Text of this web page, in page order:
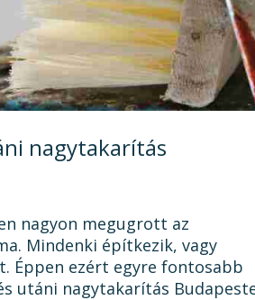
nagytakarítás
nagyon megugrott az
Mindenki építkezik, vagy
Éppen ezért egyre fontosabb
utáni nagytakarítás